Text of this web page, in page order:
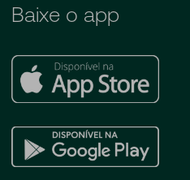
Baixe o app
Apple